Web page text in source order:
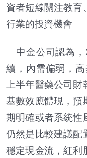
資者短線關注教育
行業的投資機會
中金公司認為，
續，內需偏弱，
上半年醫藥公司
基數效應體現，預
期明確或者系統性
仍然是比較建議配
穩定現金流，紅利